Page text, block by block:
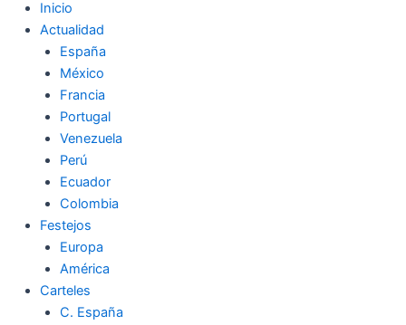
Inicio
Actualidad
España
México
Francia
Portugal
Venezuela
Perú
Ecuador
Colombia
Festejos
Europa
América
Carteles
C. España